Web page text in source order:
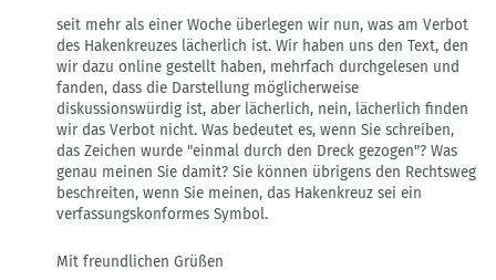
dem
Verbot
des
von
Gast
seit mehr als einer Woche überlegen wir nun, was am Verbot
des Hakenkreuzes lächerlich ist. Wir haben uns den Text, den
wir dazu online gestellt haben, mehrfach durchgelesen und
fanden, dass die Darstellung möglicherweise
diskussionswürdig ist, aber lächerlich, nein, lächerlich finden
wir das Verbot nicht. Was bedeutet es, wenn Sie schreiben,
das Zeichen wurde "einmal durch den Dreck gezogen"? Was
genau meinen Sie damit? Sie können übrigens den Rechtsweg
beschreiten, wenn Sie meinen, das Hakenkreuz sei ein
verfassungskonformes Symbol.
Mit freundlichen Grüßen